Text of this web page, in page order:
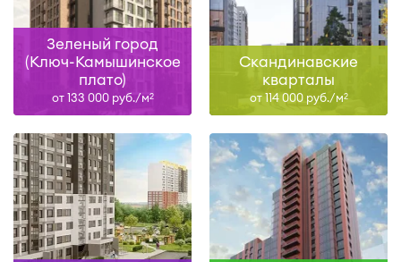
Зеленый город
(Ключ-Камышинское
плато)
от 133 000 руб./м2
Скандинавские
кварталы
от 114 000 руб./м2